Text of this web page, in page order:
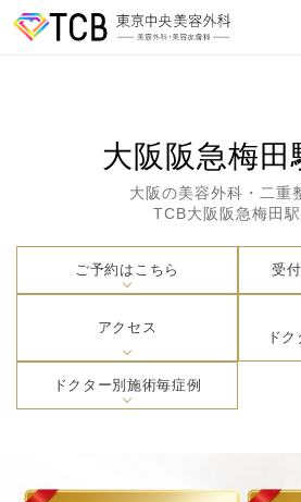
大阪阪急梅田
大阪の美容外科・二重
TCB大阪阪急梅田
ご予約はこちら 受
アクセス
ド
ドクター別施術毎症例